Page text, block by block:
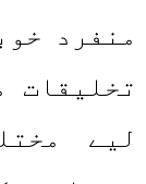
منفرد
تخلیقات
لیے